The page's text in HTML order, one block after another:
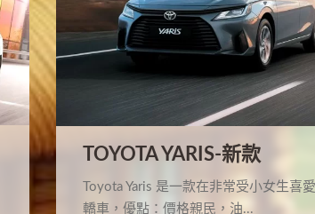
TOYOTA YARIS-新款
Toyota Yaris 是一款在非常受小女生喜
轎車，優點：價格親民，油...